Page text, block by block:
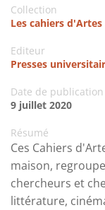
Collection
Les cahiers d'Artes
Editeur
Presses
Date de publication
9 juillet 2020
Résumé
Ces Cahiers
maison,
chercheurs et
littérature,